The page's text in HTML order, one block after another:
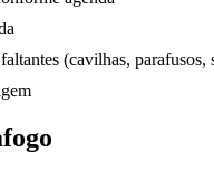
(cavilhas, parafusos,